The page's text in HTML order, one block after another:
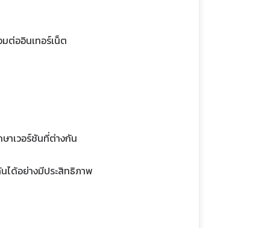
ต่ออินเทอร์เน็ต
าเวอร์ชันที่ต่างกัน
ได้อย่างมีประสิทธิภาพ